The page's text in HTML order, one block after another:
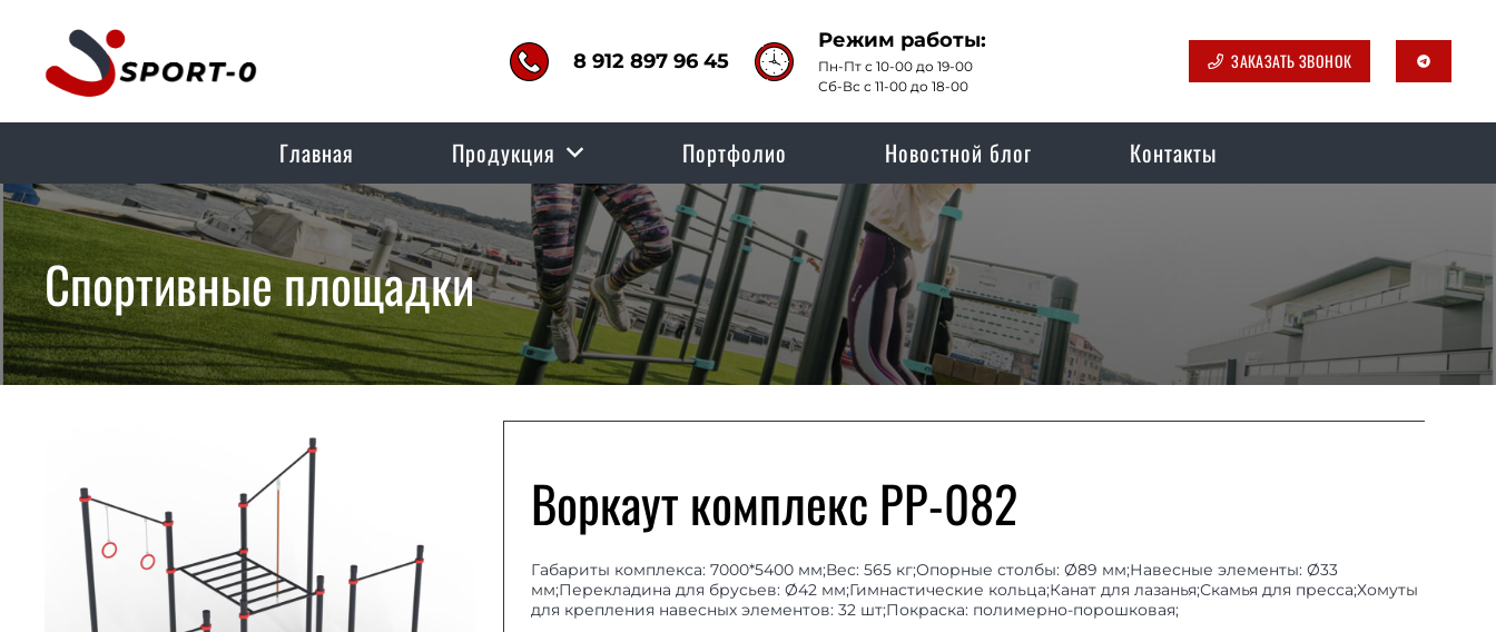
8 912 897 96 45
Режим работы:
Пн-Пт с 10-00 до 19-00
Сб-Вс с 11-00 до 18-00
ЗАКАЗАТЬ ЗВОНОК telegram
Главная Продукция Портфолио Новостной блог Контакты
Спортивные площадки
Воркаут комплекс РР-082
Габариты комплекса: 7000*5400 мм;Вес: 565 кг;Опорные столбы: Ø89 мм;Навесные элементы: Ø33
мм;Перекладина для брусьев: Ø42 мм;Гимнастические кольца;Канат для лазанья;Скамья для пресса;Хомуты
для крепления навесных элементов: 32 шт;Покраска: полимерно-порошковая;